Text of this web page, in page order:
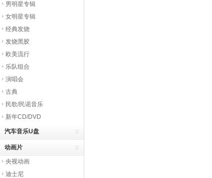
男明星专辑
女明星专辑
经典发烧
发烧黑胶
欧美流行
乐队组合
演唱会
古典
民歌/民谣音乐
新年CD/DVD
汽车音乐U盘
动画片
央视动画
迪士尼